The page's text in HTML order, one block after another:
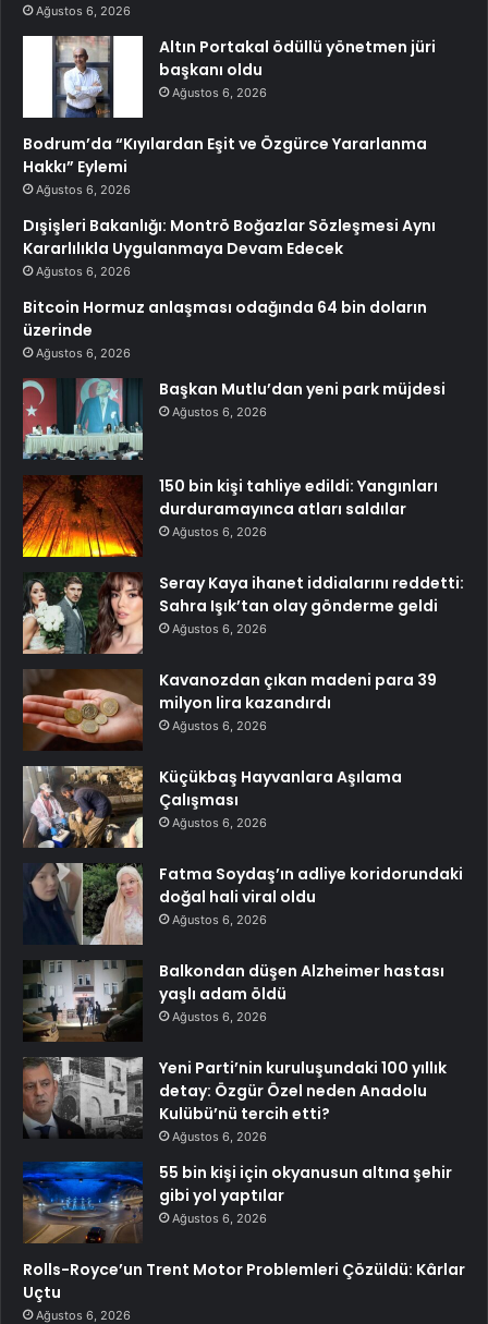
Ağustos 6, 2026
Altın Portakal ödüllü yönetmen jüri
başkanı oldu
Ağustos 6, 2026
Bodrum’da “Kıyılardan Eşit ve Özgürce Yararlanma
Hakkı” Eylemi
Ağustos 6, 2026
Dışişleri Bakanlığı: Montrö Boğazlar Sözleşmesi Aynı
Kararlılıkla Uygulanmaya Devam Edecek
Ağustos 6, 2026
Bitcoin Hormuz anlaşması odağında 64 bin doların
üzerinde
Ağustos 6, 2026
Başkan Mutlu’dan yeni park müjdesi
Ağustos 6, 2026
150 bin kişi tahliye edildi: Yangınları
durduramayınca atları saldılar
Ağustos 6, 2026
Seray Kaya ihanet iddialarını reddetti:
Sahra Işık’tan olay gönderme geldi
Ağustos 6, 2026
Kavanozdan çıkan madeni para 39
milyon lira kazandırdı
Ağustos 6, 2026
Küçükbaş Hayvanlara Aşılama
Çalışması
Ağustos 6, 2026
Fatma Soydaş’ın adliye koridorundaki
doğal hali viral oldu
Ağustos 6, 2026
Balkondan düşen Alzheimer hastası
yaşlı adam öldü
Ağustos 6, 2026
Yeni Parti’nin kuruluşundaki 100 yıllık
detay: Özgür Özel neden Anadolu
Kulübü’nü tercih etti?
Ağustos 6, 2026
55 bin kişi için okyanusun altına şehir
gibi yol yaptılar
Ağustos 6, 2026
Rolls-Royce’un Trent Motor Problemleri Çözüldü: Kârlar
Uçtu
Ağustos 6, 2026